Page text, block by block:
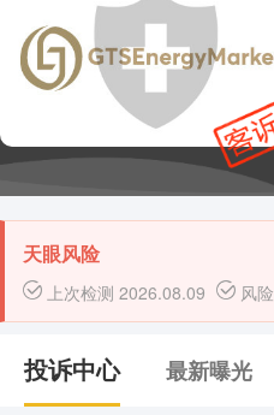
天眼风险
上次检测 2026.08.09 风险
投诉中心 最新曝光